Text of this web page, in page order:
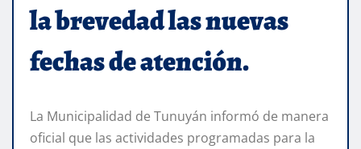
la brevedad las nuevas
fechas de atención.
La Municipalidad de Tunuyán informó de manera
oficial que las actividades programadas para la